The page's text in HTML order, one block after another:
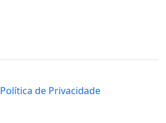
Política de Privacidade